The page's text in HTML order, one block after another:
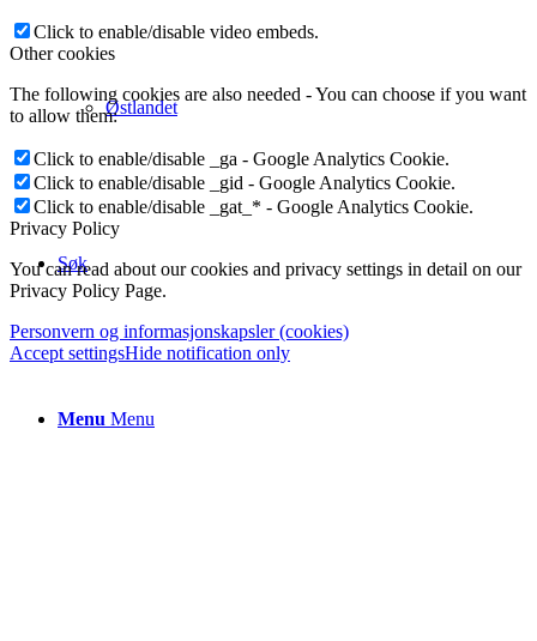
Østlandet
Søk
Menu Menu
Click to enable/disable video embeds.
Other cookies
The following cookies are also needed - You can choose if you want
to allow them:
Click to enable/disable _ga - Google Analytics Cookie.
Click to enable/disable _gid - Google Analytics Cookie.
Click to enable/disable _gat_* - Google Analytics Cookie.
Privacy Policy
You can read about our cookies and privacy settings in detail on our
Privacy Policy Page.
Personvern og informasjonskapsler (cookies)
Accept settingsHide notification only